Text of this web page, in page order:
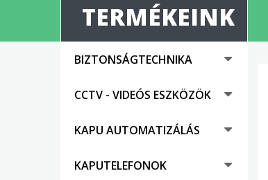
TERMÉKEINK
BIZTONSÁGTECHNIKA
CCTV - VIDEÓS ESZKÖZÖK
KAPU AUTOMATIZÁLÁS
KAPUTELEFONOK